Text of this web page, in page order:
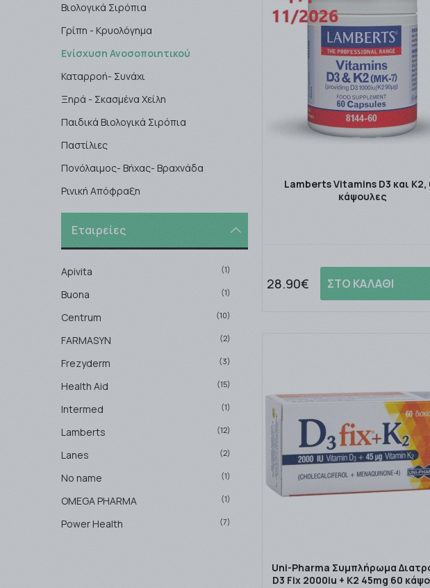
Βιολογικά Σιρόπια
Γρίπη - Κρυολόγημα
Ενίσχυση Ανοσοποιητικού
Καταρροή- Συνάχι
Ξηρά - Σκασμένα Χείλη
Παιδικά Βιολογικά Σιρόπια
Παστίλιες
Πονόλαιμος- Βήχας- Βραχνάδα
Ρινική Απόφραξη
Εταιρείες
Apivita (1)
Buona (1)
Centrum (10)
FARMASYN (2)
Frezyderm (3)
Health Aid (15)
Intermed (1)
Lamberts (12)
Lanes (2)
No name (1)
OMEGA PHARMA (1)
Power Health (7)
Lamberts Vitamins D3 και K2,
κάψουλες
28.90€ ΣΤΟ ΚΑΛΑΘΙ
Uni-Pharma Συμπλήρωμα
D3 Fix 2000iu + K2 45mg 60